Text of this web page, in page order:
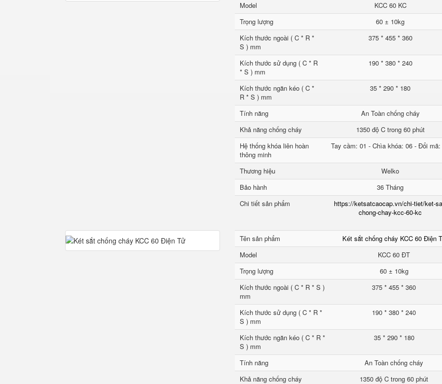
Model
KCC 60 KC
Trọng lượng
60 ± 10kg
Kích thước ngoài ( C * R *
S ) mm
375 * 455 * 360
Kích thước sử dụng ( C * R
* S ) mm
190 * 380 * 240
Kích thước ngăn kéo ( C *
R * S ) mm
35 * 290 * 180
Tính năng
An Toàn chống cháy
Khả năng chống cháy
1350 độ C trong 60 phút
Hệ thống khóa liên hoàn
thông minh
Tay cầm: 01 - Chìa khóa: 06 - Đổi
Thương hiệu
Welko
Bảo hành
36 Tháng
Chi tiết sản phẩm
https://ketsatcaocap.vn/chi-tiet/ket-
chong-chay-kcc-60-kc
Tên sản phẩm
Két sắt chống cháy KCC 60 Điện
Model
KCC 60 ĐT
Trọng lượng
60 ± 10kg
Kích thước ngoài ( C * R * S )
mm
375 * 455 * 360
Kích thước sử dụng ( C * R *
S ) mm
190 * 380 * 240
Kích thước ngăn kéo ( C * R *
S ) mm
35 * 290 * 180
Tính năng
An Toàn chống cháy
Khả năng chống cháy
1350 độ C trong 60 phút